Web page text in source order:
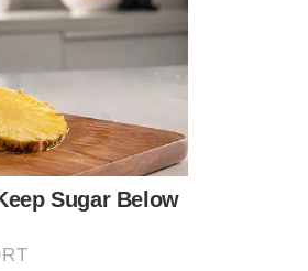
บางคน ไม่ยอมจบ ตัวเองไม่
Sugar Below